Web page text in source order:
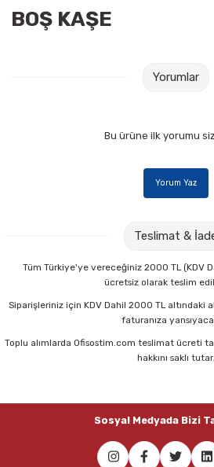
Zımba
Kaşe
Ebru
Guaj
Kuru
Mum
BOŞ KAŞE
Yorumlar
Bu ürüne ilk yorumu
Yorum Yaz
Teslimat &
Tüm Türkiye'ye vereceğiniz 2000 TL (KDV
ücretsiz olarak teslim
Siparişleriniz için KDV Dahil 2000 TL altındaki
faturanıza
Toplu alımlarda Ofisostim.com teslimat ücreti
hakkını saklı tutar.
Sosyal Medyada Bizi